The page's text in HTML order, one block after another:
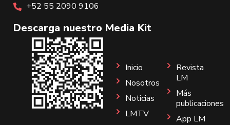
+52 55 2090 9106
Descarga nuestro Media Kit
Inicio
Nosotros
Noticias
LMTV
Revista
LM
Más
publicaciones
App LM